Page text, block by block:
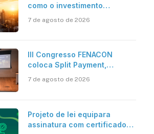
como o investimento
científica revela a
7 de agosto de 2026
III Congresso FENACON
coloca Split Payment,
centro dos debates
7 de agosto de 2026
Projeto de lei equipara
assinatura com certificado